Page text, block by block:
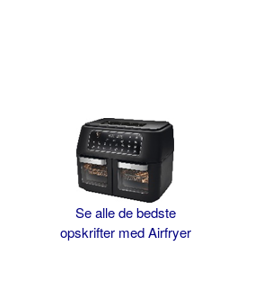
Se alle de bedste
opskrifter med Airfryer